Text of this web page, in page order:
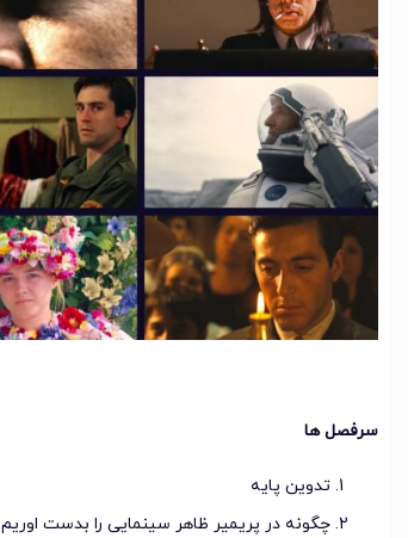
سرفصل ها
تدوین پایه
چگونه در پریمیر ظاهر سینمایی را بدست اوریم